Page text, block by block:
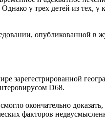
Однако у трех детей из тех,
опубликованной в
зарегестрированной
D68.
окончательно
факторов